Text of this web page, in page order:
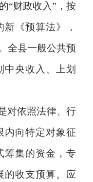
“财政收入”，按
新《预算法》，
全县一般公共预
央收入、上划
对依照法律、行
内向特定对象征
筹集的资金，专
的收支预算。应